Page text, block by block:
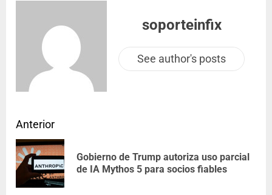
soporteinfix
See author's posts
Anterior
Gobierno de Trump autoriza uso parcial
de IA Mythos 5 para socios fiables